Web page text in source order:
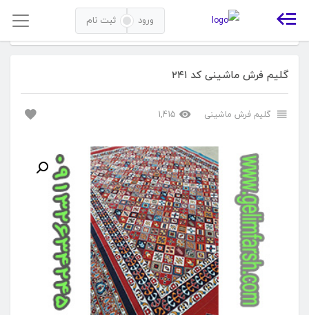
ورود ثبت نام خانه گلیم فرش ماشینی گلیم فرش ماشینی کد ۲۴۱
گلیم فرش ماشینی کد ۲۴۱
گلیم فرش ماشینی 1,415